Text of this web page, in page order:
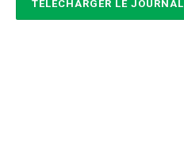
TÉLÉCHARGER LE JOURNAL